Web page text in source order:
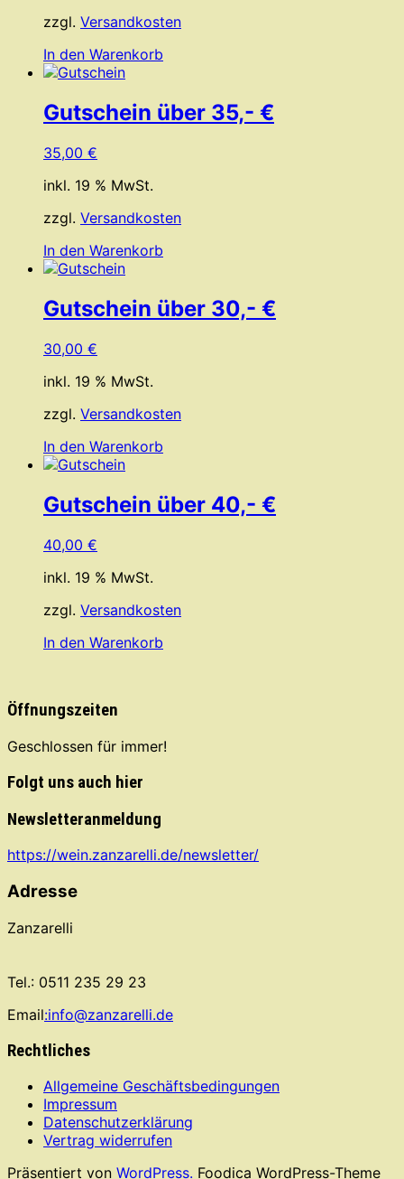
zzgl. Versandkosten
In den Warenkorb
Gutschein über 35,- €
35,00 €
inkl. 19 % MwSt.
zzgl. Versandkosten
In den Warenkorb
Gutschein über 30,- €
30,00 €
inkl. 19 % MwSt.
zzgl. Versandkosten
In den Warenkorb
Gutschein über 40,- €
40,00 €
inkl. 19 % MwSt.
zzgl. Versandkosten
In den Warenkorb
Öffnungszeiten
Geschlossen für immer!
Folgt uns auch hier
Newsletteranmeldung
https://wein.zanzarelli.de/newsletter/
Adresse
Zanzarelli
Tel.: 0511 235 29 23
Email:info@zanzarelli.de
Rechtliches
Allgemeine Geschäftsbedingungen
Impressum
Datenschutzerklärung
Vertrag widerrufen
Präsentiert von WordPress. Foodica WordPress-Theme